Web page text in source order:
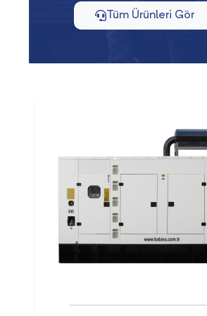
Tüm Ürünleri Gör